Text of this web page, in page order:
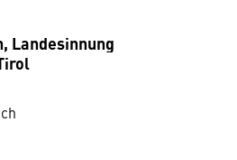
Landesinnung